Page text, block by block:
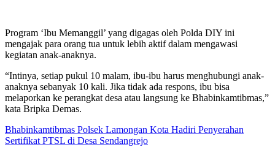
Program ‘Ibu Memanggil’ yang digagas oleh Polda DIY ini
mengajak para orang tua untuk lebih aktif dalam mengawasi
kegiatan anak-anaknya.
“Intinya, setiap pukul 10 malam, ibu-ibu harus menghubungi anak-
anaknya sebanyak 10 kali. Jika tidak ada respons, ibu bisa
melaporkan ke perangkat desa atau langsung ke Bhabinkamtibmas,”
kata Bripka Demas.
Bhabinkamtibmas Polsek Lamongan Kota Hadiri Penyerahan
Sertifikat PTSL di Desa Sendangrejo